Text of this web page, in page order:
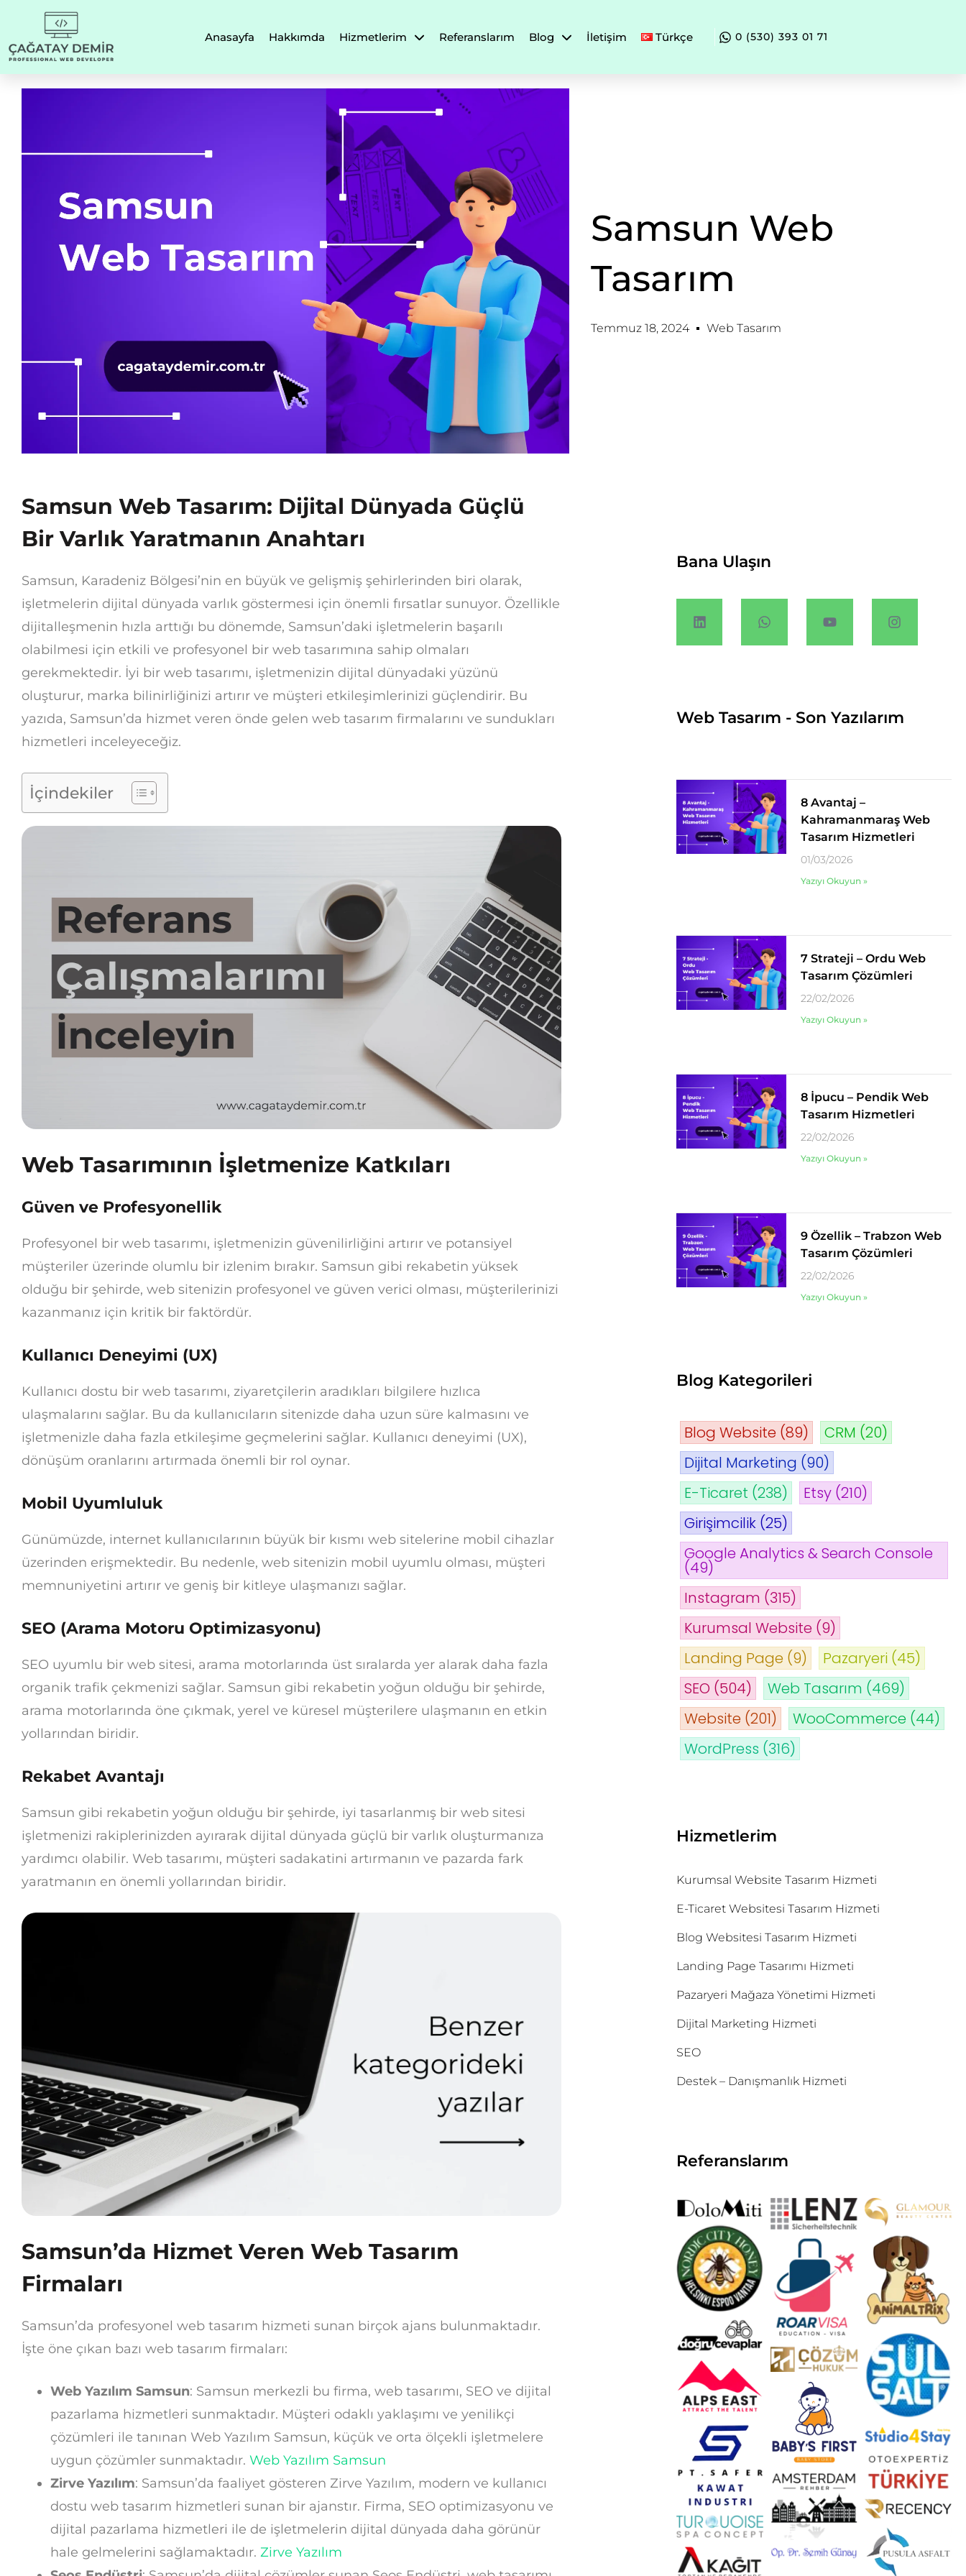
Anasayfa Hakkımda Hizmetlerim Referanslarım Blog İletişim Türkçe 0 (530) 393 01 71
Samsun Web
Tasarım
Temmuz 18, 2024 Web Tasarım
Samsun Web Tasarım: Dijital Dünyada Güçlü
Bir Varlık Yaratmanın Anahtarı
Samsun, Karadeniz Bölgesi’nin en büyük ve gelişmiş şehirlerinden biri olarak,
işletmelerin dijital dünyada varlık göstermesi için önemli fırsatlar sunuyor. Özellikle
dijitalleşmenin hızla arttığı bu dönemde, Samsun’daki işletmelerin başarılı
olabilmesi için etkili ve profesyonel bir web tasarımına sahip olmaları
gerekmektedir. İyi bir web tasarımı, işletmenizin dijital dünyadaki yüzünü
oluşturur, marka bilinirliğinizi artırır ve müşteri etkileşimlerinizi güçlendirir. Bu
yazıda, Samsun’da hizmet veren önde gelen web tasarım firmalarını ve sundukları
hizmetleri inceleyeceğiz.
İçindekiler
Web Tasarımının İşletmenize Katkıları
Güven ve Profesyonellik
Profesyonel bir web tasarımı, işletmenizin güvenilirliğini artırır ve potansiyel
müşteriler üzerinde olumlu bir izlenim bırakır. Samsun gibi rekabetin yüksek
olduğu bir şehirde, web sitenizin profesyonel ve güven verici olması, müşterilerinizi
kazanmanız için kritik bir faktördür.
Kullanıcı Deneyimi (UX)
Kullanıcı dostu bir web tasarımı, ziyaretçilerin aradıkları bilgilere hızlıca
ulaşmalarını sağlar. Bu da kullanıcıların sitenizde daha uzun süre kalmasını ve
işletmenizle daha fazla etkileşime geçmelerini sağlar. Kullanıcı deneyimi (UX),
dönüşüm oranlarını artırmada önemli bir rol oynar.
Mobil Uyumluluk
Günümüzde, internet kullanıcılarının büyük bir kısmı web sitelerine mobil cihazlar
üzerinden erişmektedir. Bu nedenle, web sitenizin mobil uyumlu olması, müşteri
memnuniyetini artırır ve geniş bir kitleye ulaşmanızı sağlar.
SEO (Arama Motoru Optimizasyonu)
SEO uyumlu bir web sitesi, arama motorlarında üst sıralarda yer alarak daha fazla
organik trafik çekmenizi sağlar. Samsun gibi rekabetin yoğun olduğu bir şehirde,
arama motorlarında öne çıkmak, yerel ve küresel müşterilere ulaşmanın en etkin
yollarından biridir.
Rekabet Avantajı
Samsun gibi rekabetin yoğun olduğu bir şehirde, iyi tasarlanmış bir web sitesi
işletmenizi rakiplerinizden ayırarak dijital dünyada güçlü bir varlık oluşturmanıza
yardımcı olabilir. Web tasarımı, müşteri sadakatini artırmanın ve pazarda fark
yaratmanın en önemli yollarından biridir.
Samsun’da Hizmet Veren Web Tasarım
Firmaları
Samsun’da profesyonel web tasarım hizmeti sunan birçok ajans bulunmaktadır.
İşte öne çıkan bazı web tasarım firmaları:
Web Yazılım Samsun: Samsun merkezli bu firma, web tasarımı, SEO ve dijital
pazarlama hizmetleri sunmaktadır. Müşteri odaklı yaklaşımı ve yenilikçi
çözümleri ile tanınan Web Yazılım Samsun, küçük ve orta ölçekli işletmelere
uygun çözümler sunmaktadır. Web Yazılım Samsun
Zirve Yazılım: Samsun’da faaliyet gösteren Zirve Yazılım, modern ve kullanıcı
dostu web tasarım hizmetleri sunan bir ajanstır. Firma, SEO optimizasyonu ve
dijital pazarlama hizmetleri ile de işletmelerin dijital dünyada daha görünür
hale gelmelerini sağlamaktadır. Zirve Yazılım
Bana Ulaşın
Web Tasarım - Son Yazılarım
8 Avantaj –
Kahramanmaraş Web
Tasarım Hizmetleri
01/03/2026
Yazıyı Okuyun »
7 Strateji – Ordu Web
Tasarım Çözümleri
22/02/2026
Yazıyı Okuyun »
8 İpucu – Pendik Web
Tasarım Hizmetleri
22/02/2026
Yazıyı Okuyun »
9 Özellik – Trabzon Web
Tasarım Çözümleri
22/02/2026
Yazıyı Okuyun »
Blog Kategorileri
Blog Website (89) CRM (20)
Dijital Marketing (90)
E-Ticaret (238) Etsy (210)
Girişimcilik (25)
Google Analytics & Search Console
(49)
Instagram (315)
Kurumsal Website (9)
Landing Page (9) Pazaryeri (45)
SEO (504) Web Tasarım (469)
Website (201) WooCommerce (44)
WordPress (316)
Hizmetlerim
Kurumsal Website Tasarım Hizmeti
E-Ticaret Websitesi Tasarım Hizmeti
Blog Websitesi Tasarım Hizmeti
Landing Page Tasarımı Hizmeti
Pazaryeri Mağaza Yönetimi Hizmeti
Dijital Marketing Hizmeti
SEO
Destek – Danışmanlık Hizmeti
Referanslarım